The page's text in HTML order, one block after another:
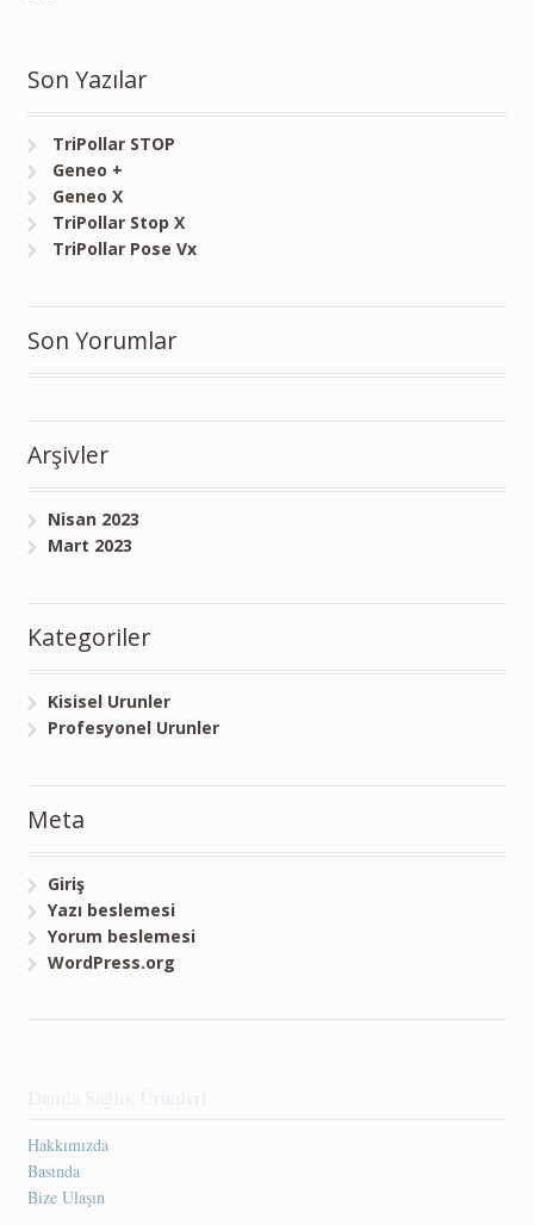
Son Yazılar
TriPollar STOP
Geneo +
Geneo X
TriPollar Stop X
TriPollar Pose Vx
Son Yorumlar
Arşivler
Nisan 2023
Mart 2023
Kategoriler
Kisisel Urunler
Profesyonel Urunler
Meta
Giriş
Yazı beslemesi
Yorum beslemesi
WordPress.org
Hakkımızda
Basında
Bize Ulaşın